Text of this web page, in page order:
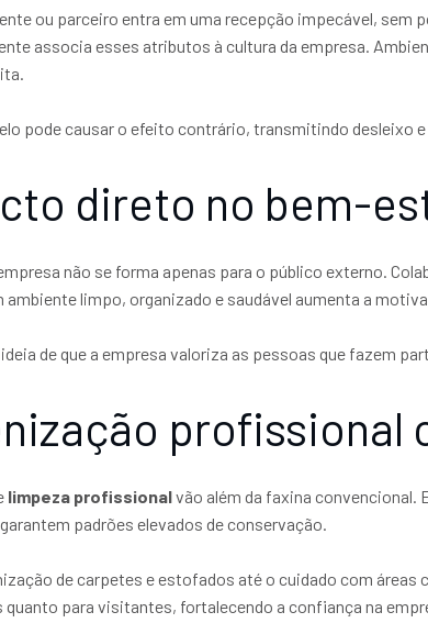
ou parceiro entra em uma recepção impecável, sem
associa esses atributos à cultura da empresa.
pode causar o efeito contrário, transmitindo desleixo
direto no bem-
não se forma apenas para o público externo.
ambiente limpo, organizado e saudável aumenta a
de que a empresa valoriza as pessoas que fazem
profissional
limpeza profissionalvão além da faxina convencional.
padrões elevados de conservação.
de carpetes e estofados até o cuidado com
quanto para visitantes, fortalecendo a confiança na